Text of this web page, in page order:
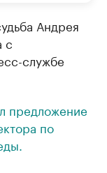
Андрея
с
службе
предложение
по